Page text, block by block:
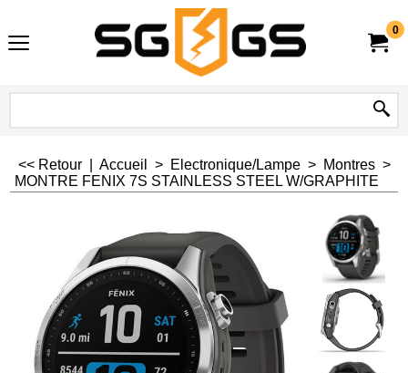
0
<< Retour Accueil > Electronique/Lampe > Montres >
MONTRE FENIX 7S STAINLESS STEEL W/GRAPHITE